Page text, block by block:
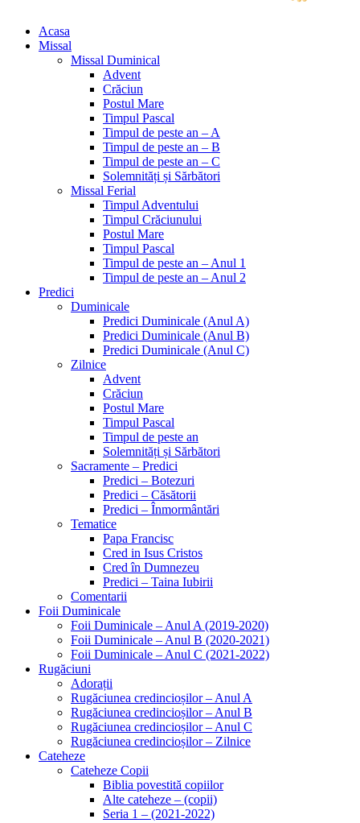
Acasa
Missal
Missal Duminical
Advent
Crăciun
Postul Mare
Timpul Pascal
Timpul de peste an – A
Timpul de peste an – B
Timpul de peste an – C
Solemnități și Sărbători
Missal Ferial
Timpul Adventului
Timpul Crăciunului
Postul Mare
Timpul Pascal
Timpul de peste an – Anul 1
Timpul de peste an – Anul 2
Predici
Duminicale
Predici Duminicale (Anul A)
Predici Duminicale (Anul B)
Predici Duminicale (Anul C)
Zilnice
Advent
Crăciun
Postul Mare
Timpul Pascal
Timpul de peste an
Solemnități și Sărbători
Sacramente – Predici
Predici – Botezuri
Predici – Căsătorii
Predici – Înmormântări
Tematice
Papa Francisc
Cred in Isus Cristos
Cred în Dumnezeu
Predici – Taina Iubirii
Comentarii
Foii Duminicale
Foii Duminicale – Anul A (2019-2020)
Foii Duminicale – Anul B (2020-2021)
Foii Duminicale – Anul C (2021-2022)
Rugăciuni
Adorații
Rugăciunea credincioșilor – Anul A
Rugăciunea credincioșilor – Anul B
Rugăciunea credincioșilor – Anul C
Rugăciunea credincioșilor – Zilnice
Cateheze
Cateheze Copii
Biblia povestită copiilor
Alte cateheze – (copii)
Seria 1 – (2021-2022)